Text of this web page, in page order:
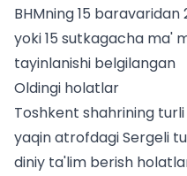
BHMning 15
yoki 15 sutkagacha ma'
tayinlanishi belgilangan
Oldingi holatlar
Toshkent shahrining
yaqin atrofdagi Sergeli
diniy ta'lim berish